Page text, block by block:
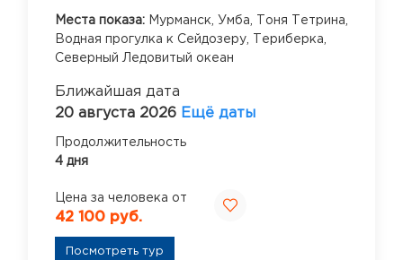
Места показа: Мурманск, Умба,
Тоня Тетрина,
Водная прогулка к Сейдозеру,
Териберка,
Северный Ледовитый океан
Ближайшая дата
20 августа 2026 Ещё даты
Продолжительность
4 дня
Цена за человека от
42 100 руб.
Посмотреть тур